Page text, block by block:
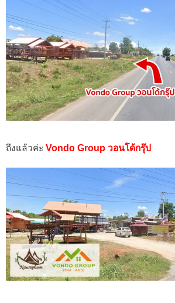
ถึงแล้วค่ะ Vondo Group วอนโด้กรุ๊ป